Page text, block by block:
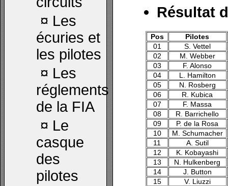
¤ Les
écuries et
les pilotes
¤ Les
réglements
de la FIA
¤ Le
casque
des
pilotes
Résultat
Pos
Pilotes
01
S. Vettel
02
M. Webber
03
F. Alonso
04
L. Hamilton
05
N. Rosberg
06
R. Kubica
07
F. Massa
08
R. Barrichello
09
P. de la Rosa
10
M. Schumacher
11
A. Sutil
12
K. Kobayashi
13
N. Hulkenberg
14
J. Button
15
V. Liuzzi